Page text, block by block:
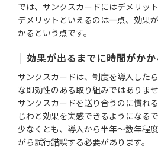
では、サンクスカードにはデメリッ
デメリットといえるのは一点、効果
かるという点です。
効果が出るまでに時間がかか
サンクスカードは、制度を導入した
な即効性のある取り組みではありま
サンクスカードを送り合うのに慣れ
じわと効果を実感できるようになるで
少なくとも、導入から半年～数年程
がら試行錯誤する必要があります。